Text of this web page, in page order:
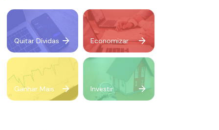
Quitar Dívidas Economizar
Ganhar Mais Investir